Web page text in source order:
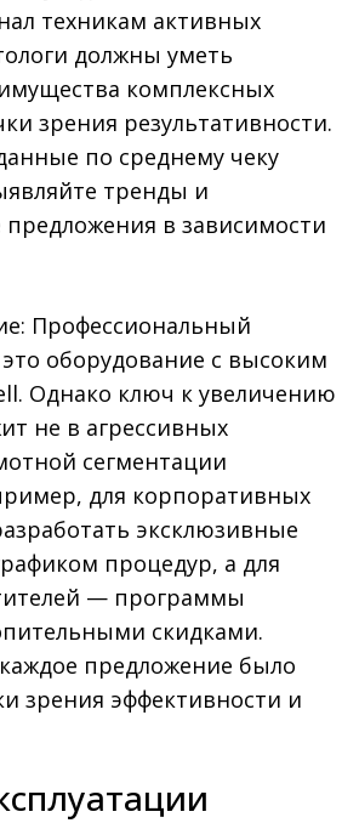
техникам активных
должны уметь
комплексных
зрения результативности.
по среднему чеку
тренды и
предложения в зависимости
Профессиональный
оборудование с высоким
Однако ключ к увеличению
не в агрессивных
сегментации
для корпоративных
эксклюзивные
процедур, а для
— программы
скидками.
предложение было
зрения эффективности и